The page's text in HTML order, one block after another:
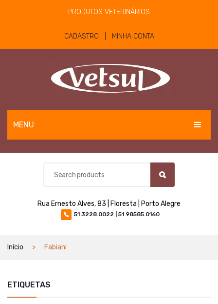
PRODUTOS VETERINÁRIOS
CADASTRO | MINHA CONTA
MENU
EQUINOS
BOVINOS E OVINOS
MATERIAIS E EQUIPAMENTOS
Rua Ernesto Alves, 83 | Floresta | Porto Alegre
51 3228.0022 | 51 98585.0160
Início Fabiani
ETIQUETAS